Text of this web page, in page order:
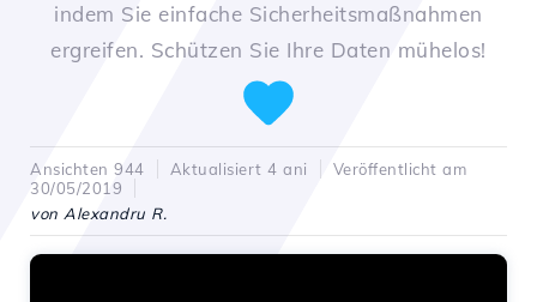
indem Sie einfache Sicherheitsmaßnahmen
ergreifen. Schützen Sie Ihre Daten mühelos!
Ansichten 944 Aktualisiert 4 ani
Veröffentlicht am
30/05/2019
von Alexandru R.